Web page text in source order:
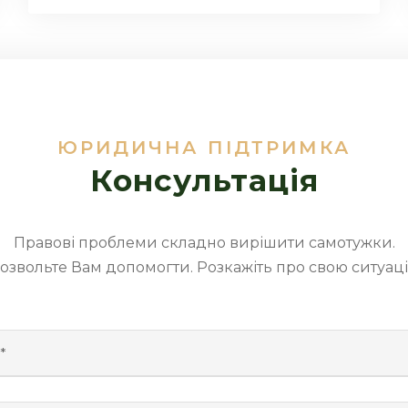
ЮРИДИЧНА ПІДТРИМКА
Консультація
Правові проблеми складно вирішити самотужки.
Вам допомогти. Розкажіть про свою